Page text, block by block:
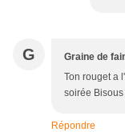
G Graine de
Ton rouget a
soirée
Répondre